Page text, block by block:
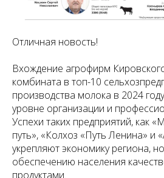
Отличная новость!
Вхождение агрофирм
комбината в топ-10
производства молока в 2024
уровне организации и
Успехи таких предприятий, как
путь», «Колхоз «Путь Ленина» и
укрепляют экономику региона,
обеспечению населения
продуктами.